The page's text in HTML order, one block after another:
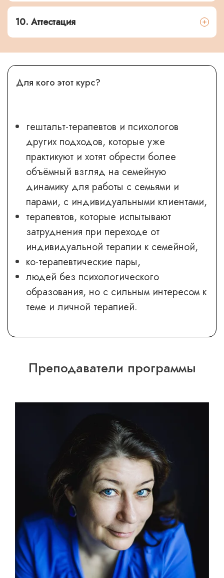
10. Аттестация
Для кого этот курс?
гештальт-терапевтов и психологов
других подходов, которые уже
практикуют и хотят обрести более
объёмный взгляд на семейную
динамику для работы с семьями и
парами, с индивидуальными клиентами,
терапевтов, которые испытывают
затруднения при переходе от
индивидуальной терапии к семейной,
ко-терапевтические пары,
людей без психологического
образования, но с сильным интересом к
теме и личной терапией.
Преподаватели программы